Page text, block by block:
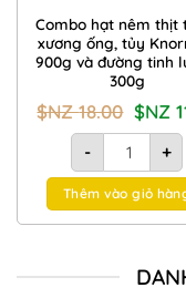
Combo hạt nêm thịt
xương ống, tủy
900g và đường tinh
300g
$NZ18.00 Giá
gốc
là:
$NZ
18.00.
$NZ
-
Combo hạt
+
Thêm vào giỏ